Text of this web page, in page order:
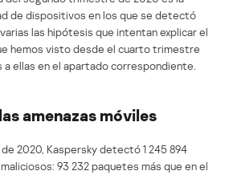
de dispositivos en los que se detectó
varias las hipótesis que intentan explicar el
hemos visto desde el cuarto trimestre
ellas en el apartado correspondiente.
amenazas móviles
2020, Kaspersky detectó 1 245 894
93 232 paquetes más que en el